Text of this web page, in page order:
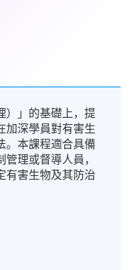
）」的基礎上，提
加深學員對有害生
。本課程適合具備
理或督導人員，
有害生物及其防治